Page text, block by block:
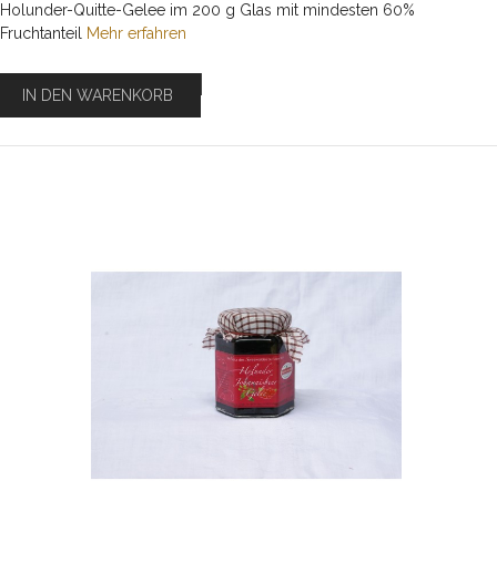
Holunder-Quitte-Gelee im 200 g Glas mit mindesten 60%
Fruchtanteil
Mehr erfahren
IN DEN WARENKORB